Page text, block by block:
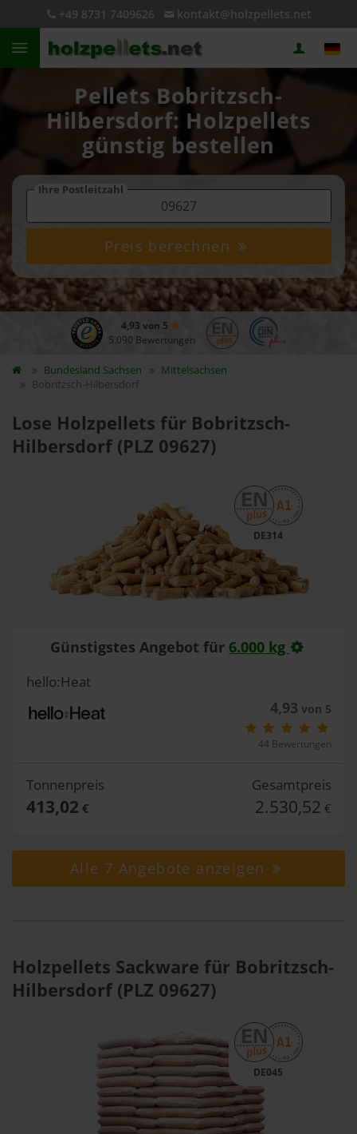
+49 8731 7409626 kontakt@holzpellets.net
Pellets Bobritzsch-
Hilbersdorf: Holzpellets
günstig bestellen
Ihre Postleitzahl
Preis berechnen
4,93 von 5
5.090 Bewertungen
Bundesland Sachsen
Mittelsachsen
Bobritzsch-Hilbersdorf
Lose Holzpellets für Bobritzsch-
Hilbersdorf (PLZ 09627)
DE314
Günstigstes Angebot für 6.000 kg
hello:Heat
4,93 von 5
44 Bewertungen
Tonnenpreis
413,02 €
Gesamtpreis
2.530,52 €
Alle 7 Angebote anzeigen
Holzpellets Sackware für Bobritzsch-
Hilbersdorf (PLZ 09627)
DE045